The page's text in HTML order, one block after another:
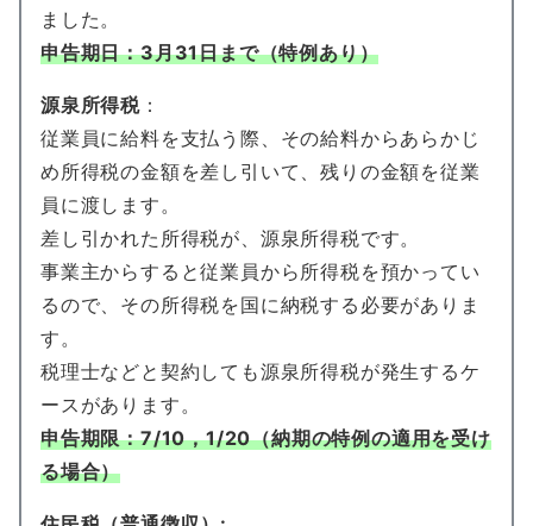
ました。
申告期日：3月31日まで（特例あり）
源泉所得税 ：
従業員に給料を支払う際、その給料からあらかじ
め所得税の金額を差し引いて、残りの金額を従業
員に渡します。
差し引かれた所得税が、源泉所得税です。
事業主からすると従業員から所得税を預かってい
るので、その所得税を国に納税する必要がありま
す。
税理士などと契約しても源泉所得税が発生するケ
ースがあります。
申告期限：7/10，1/20（納期の特例の適用を受け
る場合）